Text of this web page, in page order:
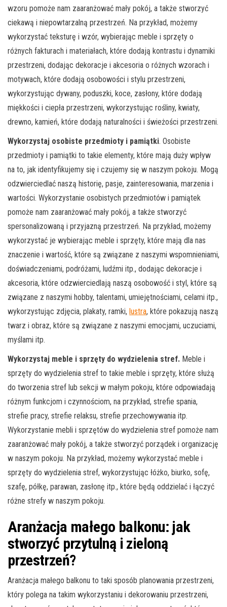
wzoru pomoże nam zaaranżować mały pokój, a także stworzyć
ciekawą i niepowtarzalną przestrzeń. Na przykład, możemy
wykorzystać teksturę i wzór, wybierając meble i sprzęty o
różnych fakturach i materiałach, które dodają kontrastu i dynamiki
przestrzeni, dodając dekoracje i akcesoria o różnych wzorach i
motywach, które dodają osobowości i stylu przestrzeni,
wykorzystując dywany, poduszki, koce, zasłony, które dodają
miękkości i ciepła przestrzeni, wykorzystując rośliny, kwiaty,
drewno, kamień, które dodają naturalności i świeżości przestrzeni.
Wykorzystaj osobiste przedmioty i pamiątki. Osobiste
przedmioty i pamiątki to takie elementy, które mają duży wpływ
na to, jak identyfikujemy się i czujemy się w naszym pokoju. Mogą
odzwierciedlać naszą historię, pasje, zainteresowania, marzenia i
wartości. Wykorzystanie osobistych przedmiotów i pamiątek
pomoże nam zaaranżować mały pokój, a także stworzyć
spersonalizowaną i przyjazną przestrzeń. Na przykład, możemy
wykorzystać je wybierając meble i sprzęty, które mają dla nas
znaczenie i wartość, które są związane z naszymi wspomnieniami,
doświadczeniami, podróżami, ludźmi itp., dodając dekoracje i
akcesoria, które odzwierciedlają naszą osobowość i styl, które są
związane z naszymi hobby, talentami, umiejętnościami, celami itp.,
wykorzystując zdjęcia, plakaty, ramki, lustra, które pokazują naszą
twarz i obraz, które są związane z naszymi emocjami, uczuciami,
myślami itp.
Wykorzystaj meble i sprzęty do wydzielenia stref. Meble i
sprzęty do wydzielenia stref to takie meble i sprzęty, które służą
do tworzenia stref lub sekcji w małym pokoju, które odpowiadają
różnym funkcjom i czynnościom, na przykład, strefie spania,
strefie pracy, strefie relaksu, strefie przechowywania itp.
Wykorzystanie mebli i sprzętów do wydzielenia stref pomoże nam
zaaranżować mały pokój, a także stworzyć porządek i organizację
w naszym pokoju. Na przykład, możemy wykorzystać meble i
sprzęty do wydzielenia stref, wykorzystując łóżko, biurko, sofę,
szafę, półkę, parawan, zasłonę itp., które będą oddzielać i łączyć
różne strefy w naszym pokoju.
Aranżacja małego balkonu: jak
stworzyć przytulną i zieloną
przestrzeń?
Aranżacja małego balkonu to taki sposób planowania przestrzeni,
który polega na takim wykorzystaniu i dekorowaniu przestrzeni,